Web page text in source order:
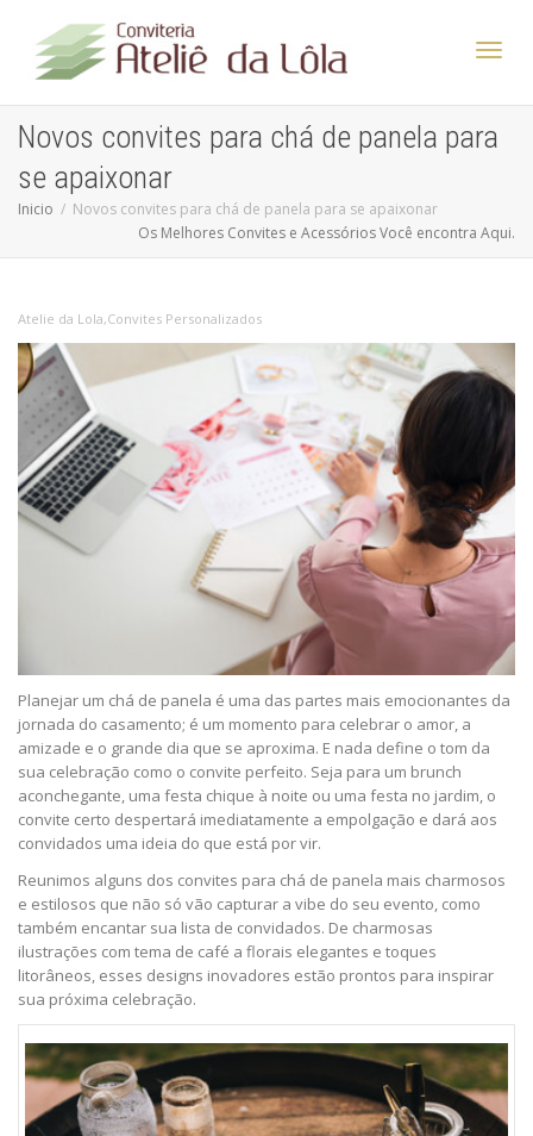
Novos convites para chá de panela para
se apaixonar
Inicio
Novos convites para chá de panela para se apaixonar
Os Melhores Convites e Acessórios Você encontra Aqui.
Atelie da Lola,Convites Personalizados
Planejar um chá de panela é uma das partes mais emocionantes da
jornada do casamento; é um momento para celebrar o amor, a
amizade e o grande dia que se aproxima. E nada define o tom da
sua celebração como o convite perfeito. Seja para um brunch
aconchegante, uma festa chique à noite ou uma festa no jardim, o
convite certo despertará imediatamente a empolgação e dará aos
convidados uma ideia do que está por vir.
Reunimos alguns dos convites para chá de panela mais charmosos
e estilosos que não só vão capturar a vibe do seu evento, como
também encantar sua lista de convidados. De charmosas
ilustrações com tema de café a florais elegantes e toques
litorâneos, esses designs inovadores estão prontos para inspirar
sua próxima celebração.